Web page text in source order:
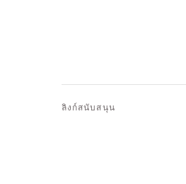
ลิงก์สนับสนุน